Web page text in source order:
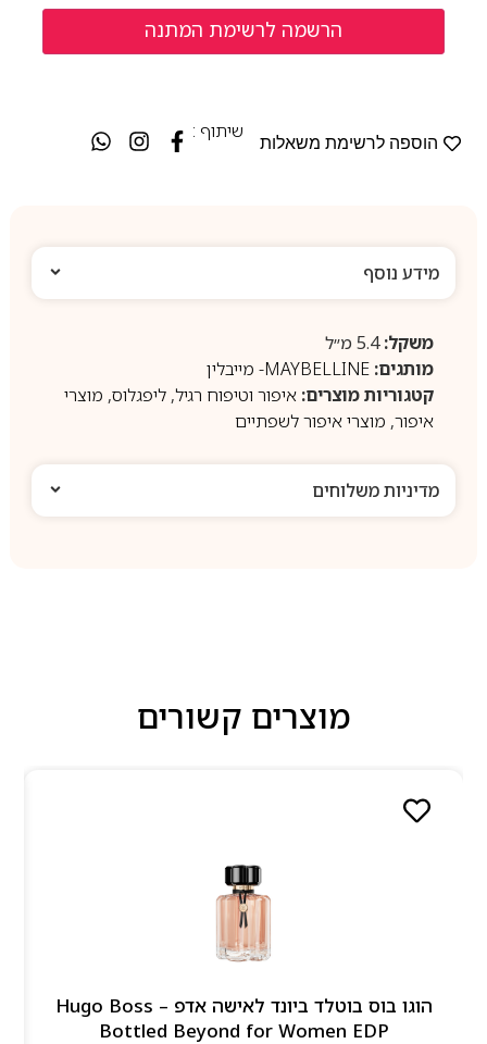
הוספה לרשימת משאלות
שיתוף :
מידע נוסף
משקל:5.4 מ״ל
מותגים: MAYBELLINE- מייבלין
קטגוריות מוצרים: איפור וטיפוח רגיל, ליפגלוס, מוצרי
איפור, מוצרי איפור לשפתיים
מדיניות משלוחים
מוצרים קשורים
הוגו בוס בוטלד ביונד לאישה אדפ – Hugo Boss
Bottled Beyond for Women EDP